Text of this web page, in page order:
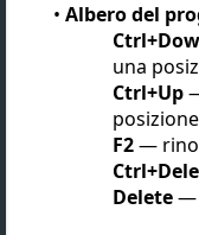
Albero del
una
Ctrl+Up
F2—
Delete—